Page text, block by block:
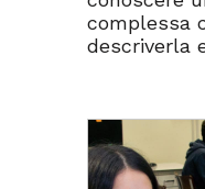
complessa
descriverla